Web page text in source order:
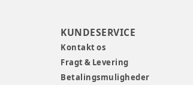
KUNDESERVICE
Kontakt os
Fragt & Levering
Betalingsmuligheder